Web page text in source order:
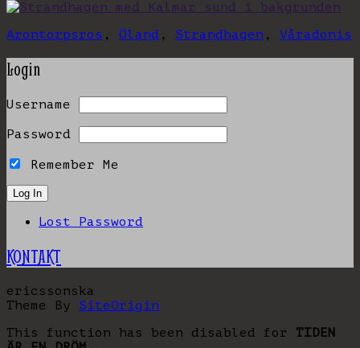
Arontorpsros , Öland , Strandhagen , Våradonis
Login
Username
Password
Remember Me
Lost Password
KONTAKT
ericssonska
Theme By SiteOrigin
This function has been disabled for TIDEN